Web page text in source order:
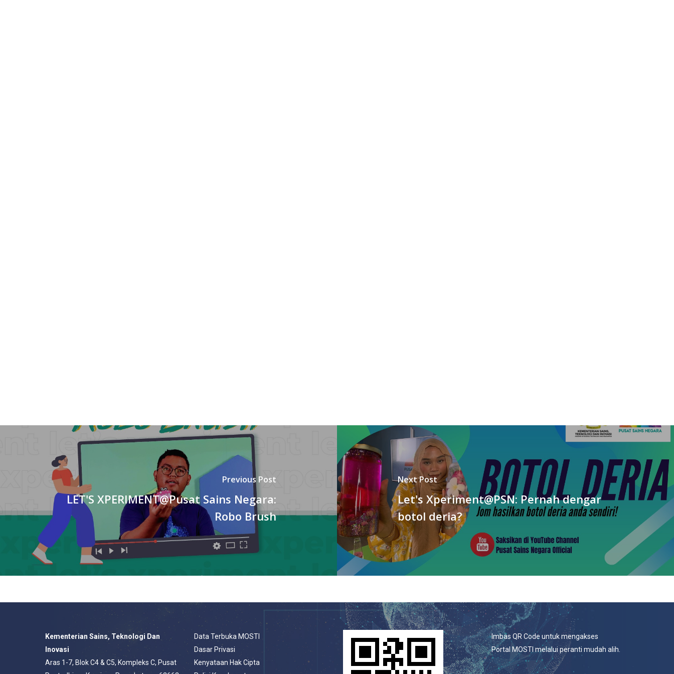
Previous Post
LET'S XPERIMENT@Pusat Sains Negara:
Robo Brush
Next Post
Let's Xperiment@PSN: Pernah dengar
botol deria?
Kementerian Sains, Teknologi Dan
Inovasi
Aras 1-7, Blok C4 & C5, Kompleks C, Pusat
Data Terbuka MOSTI
Dasar Privasi
Kenyataan Hak Cipta
Imbas QR Code untuk mengakses
Portal MOSTI melalui peranti mudah alih.